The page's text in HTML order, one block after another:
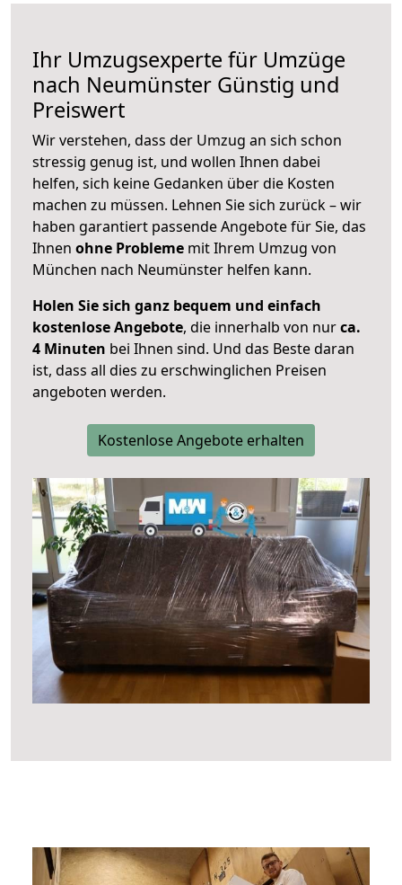
Ihr Umzugsexperte für Umzüge
nach Neumünster Günstig und
Preiswert
Wir verstehen, dass der Umzug an sich schon
stressig genug ist, und wollen Ihnen dabei
helfen, sich keine Gedanken über die Kosten
machen zu müssen. Lehnen Sie sich zurück – wir
haben garantiert passende Angebote für Sie, das
Ihnen ohne Probleme mit Ihrem Umzug von
München nach Neumünster helfen kann.
Holen Sie sich ganz bequem und einfach
kostenlose Angebote, die innerhalb von nurca.
4 Minuten bei Ihnen sind. Und das Beste daran
ist, dass all dies zu erschwinglichen Preisen
angeboten werden.
Kostenlose Angebote erhalten